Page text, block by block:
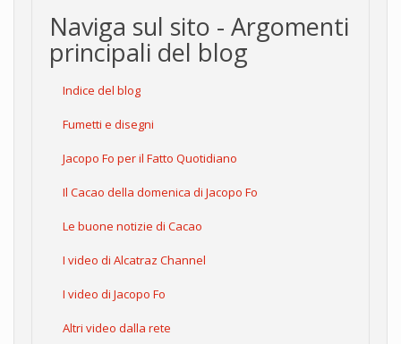
Naviga sul sito - Argomenti
principali del blog
Indice del blog
Fumetti e disegni
Jacopo Fo per il Fatto Quotidiano
Il Cacao della domenica di Jacopo Fo
Le buone notizie di Cacao
I video di Alcatraz Channel
I video di Jacopo Fo
Altri video dalla rete